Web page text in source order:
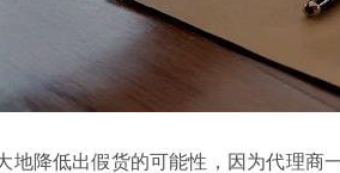
降低出假货的可能性，因为代理商